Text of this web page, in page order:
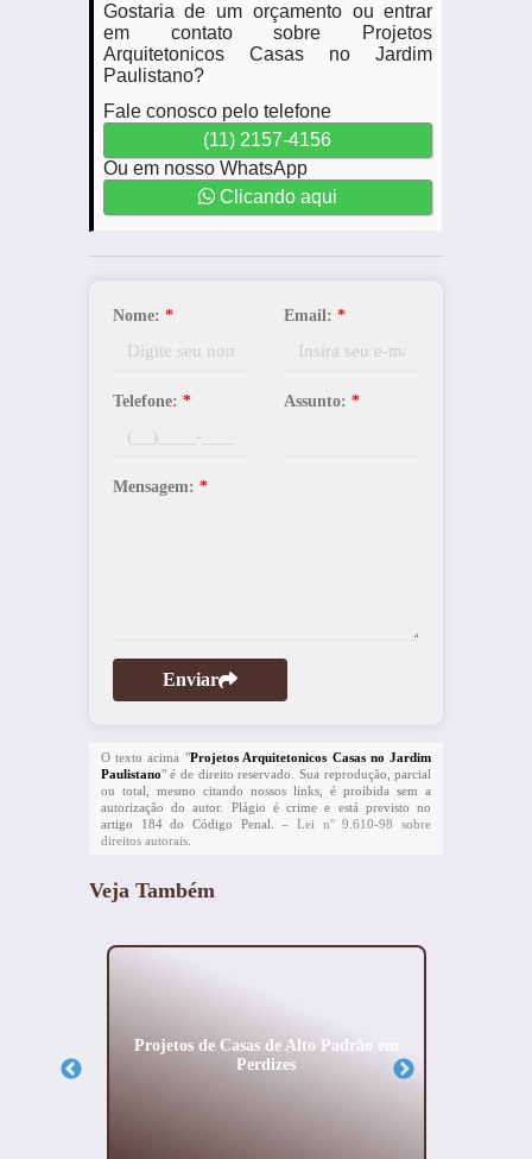
Gostaria de um orçamento ou entrar
em contato sobre Projetos
Arquitetonicos Casas no Jardim
Paulistano?
Fale conosco pelo telefone
(11) 2157-4156
Ou em nosso WhatsApp
Clicando aqui
Nome: * Email: *
Telefone: * Assunto: *
Mensagem: *
Enviar
O texto acima "Projetos Arquitetonicos Casas no Jardim
Paulistano" é de direito reservado. Sua reprodução, parcial
ou total, mesmo citando nossos links, é proibida sem a
autorização do autor. Plágio é crime e está previsto no
artigo 184 do Código Penal. –Lei n° 9.610-98 sobre
direitos autorais.
Veja Também
Projetos de Casas de Alto Padrão em
Perdizes